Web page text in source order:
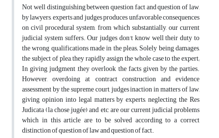
Not well distinguishing between question fact and question of law,
by lawyers, experts and judges produces unfavorable consequences
on civil procedural system, from which substantially, our current
judicial system suffers. Our judges don't know well their duty to
the wrong qualifications made in the pleas; Solely being damages,
the subject of plea, they rapidly assign the whole case to the expert;
In giving judgment ,they overlook the facts given by the parties.
However, overdoing at contract construction and evidence
assessment by the supreme court, judges inaction in matters of law,
giving opinion into legal matters by experts, neglecting the Res
Judicata (la chose jugée) and etc, are our current judicial problems
which in this article are to be solved according to a correct
distinction of question of law and question of fact.